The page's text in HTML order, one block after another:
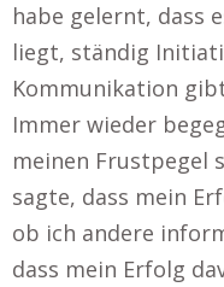
habe gelernt, dass
liegt, ständig
Kommunikation
Immer wieder
meinen Frustpegel
sagte, dass mein
ob ich andere
dass mein Erfolg